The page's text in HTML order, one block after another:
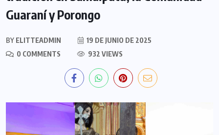
Guaraní y Porongo
BY ELITTEADMIN
19 DE JUNIO DE 2025
0 COMMENTS
932 VIEWS